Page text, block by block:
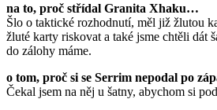
na to, proč střídal Granita Xhaku…
Šlo o taktické rozhodnutí, měl již žlutou
žluté karty riskovat a také jsme chtěli dát
do zálohy máme.
o tom, proč si se Serrim nepodal po
Čekal jsem na něj u šatny, abychom si